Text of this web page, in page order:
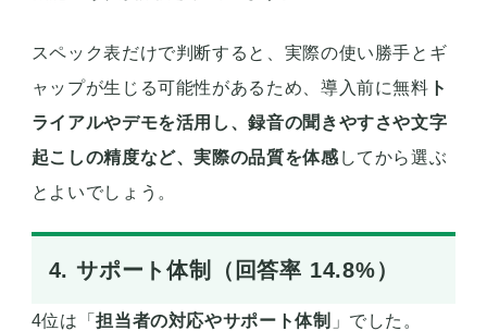
スペック表だけで判断すると、実際の使い勝手とギ
ャップが生じる可能性があるため、導入前に無料 ト
ライアルやデモを活用し、録音の聞きやすさや文字
起こしの精度など、実際の品質を体感 してから選ぶ
とよいでしょう。
4. サポート体制（回答率 14.8%）
4位は「担当者の対応やサポート体制 」でした。